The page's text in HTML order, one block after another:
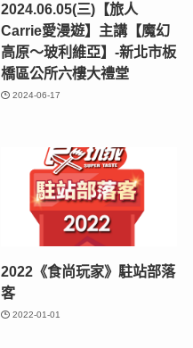
2024.06.05(三)【旅人
Carrie愛漫遊】主講【魔幻
高原〜玻利維亞】-新北市板
橋區公所六樓大禮堂
2024-06-17
2022《食尚玩家》駐站部落
客
2022-01-01